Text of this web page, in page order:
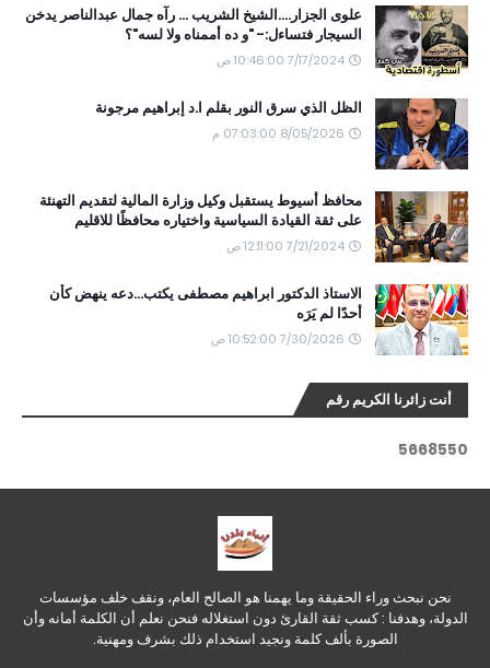
علوى الجزار....الشيخ الشريب ... رآه جمال عبدالناصر يدخن
السيجار فتساءل:- "و ده أممناه ولا لسه"؟
7/17/2024 10:46:00 ص
الظل الذي سرق النور بقلم ا.د إبراهيم مرجونة
8/05/2026 07:03:00 م
محافظ أسيوط يستقبل وكيل وزارة المالية لتقديم التهنئة
على ثقة القيادة السياسية واختياره محافظًا للاقليم
7/21/2024 12:11:00 ص
الاستاذ الدكتور ابراهيم مصطفى يكتب...دعه ينهض كأن
أحدًا لم يَرَه
7/30/2026 10:52:00 ص
أنت زائرنا الكريم رقم
5668550
نحن نبحث وراء الحقيقة وما يهمنا هو الصالح العام، ونقف خلف مؤسسات
الدولة، وهدفنا : كسب ثقة القارئ دون استغلاله فنحن نعلم أن الكلمة أمانه وأن
الصورة بألف كلمة ونجيد استخدام ذلك بشرف ومهنية.